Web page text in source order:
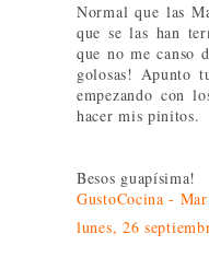
Normal que las
que se las han
que no me canso
golosas! Apunto
empezando con
hacer mis pinitos.
Besos guapísima!
GustoCocina -
lunes, 26